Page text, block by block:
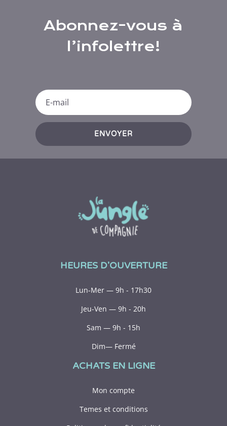
Abonnez-vous à
l’infolettre!
ENVOYER
HEURES D'OUVERTURE
Lun-Mer — 9h - 17h30
Jeu-Ven — 9h - 20h
Sam — 9h - 15h
Dim— Fermé
ACHATS EN LIGNE
Mon compte
Temes et conditions